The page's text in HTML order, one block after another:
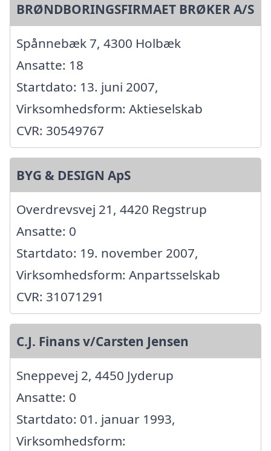
BRØNDBORINGSFIRMAET BRØKER A/S
Spånnebæk 7, 4300 Holbæk
Ansatte: 18
Startdato: 13. juni 2007,
Virksomhedsform: Aktieselskab
CVR: 30549767
BYG & DESIGN ApS
Overdrevsvej 21, 4420 Regstrup
Ansatte: 0
Startdato: 19. november 2007,
Virksomhedsform: Anpartsselskab
CVR: 31071291
C.J. Finans v/Carsten Jensen
Sneppevej 2, 4450 Jyderup
Ansatte: 0
Startdato: 01. januar 1993,
Virksomhedsform: